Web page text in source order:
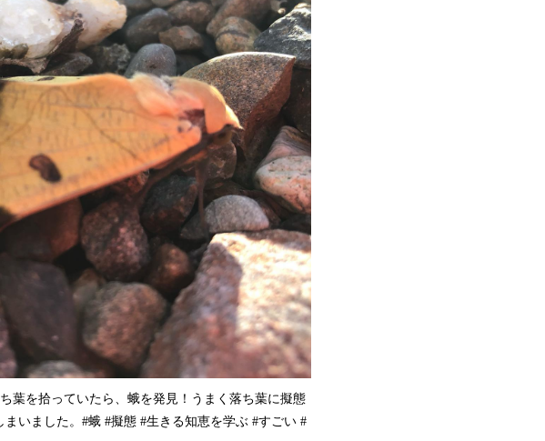
葉を拾っていたら、蛾を発見！うまく落ち葉に擬態
いました。#蛾 #擬態 #生きる知恵を学ぶ #すごい #